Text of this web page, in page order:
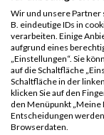
Veranstaltung Stnr
B2Run Aachen
B2Run Aachen
610
B2Run Aachen
Einzelwertung
männlich
610
B2Run Aachen
Teamwertung
610
Wir und unsere Partner
B. eindeutige IDs in
verarbeiten. Einige
aufgrund eines
„Einstellungen“. Sie
auf die Schaltfläche
Schaltfläche in der
klicken Sie auf den
den Menüpunkt „Meine
Entscheidungen
Browserdaten.